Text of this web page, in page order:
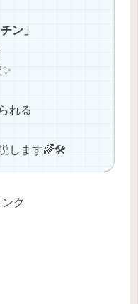
ン」
れる
します🌈🛠️
ク